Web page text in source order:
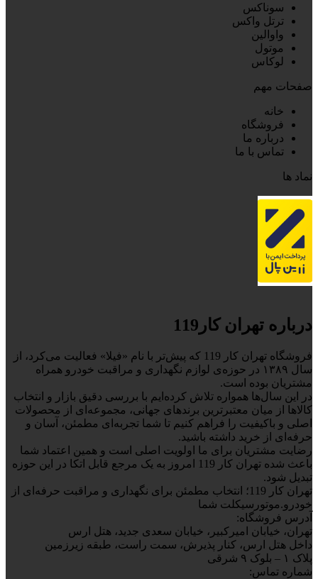
سوناکس
ترتل واکس
واوالین
موتول
لوکاس
صفحات مهم
خانه
فروشگاه
درباره ما
تماس با ما
نماد ها
درباره تهران کار119
فروشگاه تهران کار 119 که پیش‌تر با نام «فیلا» فعالیت می‌کرد، از
سال ۱۳۸۹ در حوزه‌ی لوازم نگهداری و مراقبت خودرو همراه
مشتریان بوده است.
در این سال‌ها همواره تلاش کرده‌ایم با بررسی دقیق بازار و انتخاب
کالاها از میان معتبرترین برندهای جهانی، مجموعه‌ای از محصولات
اصلی و باکیفیت را فراهم کنیم تا شما تجربه‌ای مطمئن، آسان و
حرفه‌ای از خرید داشته باشید.
رضایت مشتریان برای ما اولویت اصلی است و همین اعتماد شما
باعث شده تهران کار 119 امروز به یک مرجع قابل اتکا در این حوزه
تبدیل شود.
تهران کار 119؛ انتخاب مطمئن برای نگهداری و مراقبت حرفه‌ای از
خودرو.موتورسیکلت شما
آدرس فروشگاه:
تهران، خیابان امیرکبیر، خیابان سعدی جدید، هتل ارس
داخل هتل ارس، کنار پذیرش، سمت راست، طبقه زیرزمین
پلاک ۱ – بلوک ۹ شرقی
شماره تماس: